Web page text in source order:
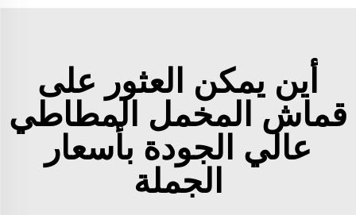
أين يمكن العثور على
قماش المخمل المطاطي
عالي الجودة بأسعار
الجملة